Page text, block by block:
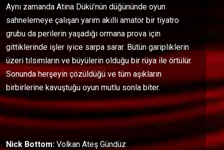
​Aynı zamanda Atina Dükü’nün düğününde oyun
sahnelemeye çalışan yarım akıllı amatör bir tiyatro
grubu da perilerin yaşadığı ormana prova için
gittiklerinde işler iyice sarpa sarar. Bütün garipliklerin
üzeri tılsımların ve büyülerin olduğu bir rüya ile örtülür.​
Sonunda herşeyin çözüldüğü ve tüm aşıkların
birbirlerine kavuştuğu oyun mutlu sonla biter.
Nick Bottom: Volkan Ateş Gündüz